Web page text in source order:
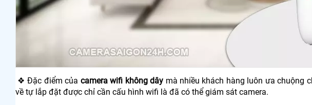
❖ Đặc điểm của camera wifi không dây mà nhiều khách hàng luôn ưa chuộng
về tự lắp đặt được chỉ cần cấu hình wifi là đã có thể giám sát camera.